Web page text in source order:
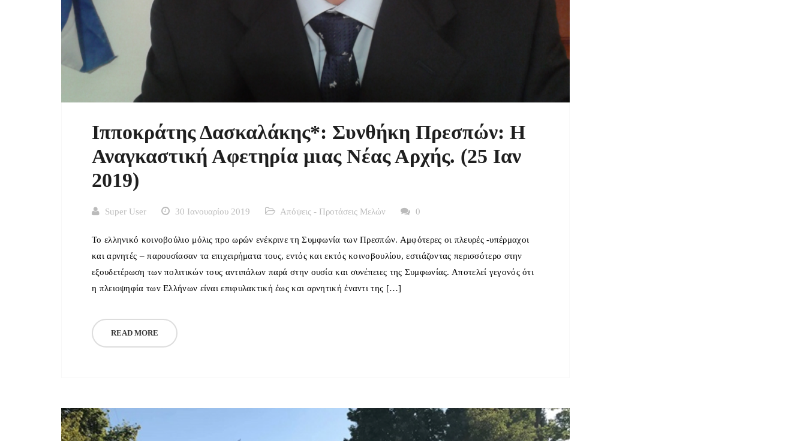
Ιπποκράτης Δασκαλάκης*: Συνθήκη Πρεσπών: Η
Αναγκαστική Αφετηρία μιας Νέας Αρχής. (25 Ιαν
2019)
Super User 30 Ιανουαρίου 2019 Απόψεις - Προτάσεις Μελών 0
Το ελληνικό κοινοβούλιο μόλις προ ωρών ενέκρινε τη Συμφωνία των Πρεσπών. Αμφότερες οι πλευρές -υπέρμαχοι
και αρνητές – παρουσίασαν τα επιχειρήματα τους, εντός και εκτός κοινοβουλίου, εστιάζοντας περισσότερο στην
εξουδετέρωση των πολιτικών τους αντιπάλων παρά στην ουσία και συνέπειες της Συμφωνίας. Αποτελεί γεγονός ότι
η πλειοψηφία των Ελλήνων είναι επιφυλακτική έως και αρνητική έναντι της […]
READ MORE